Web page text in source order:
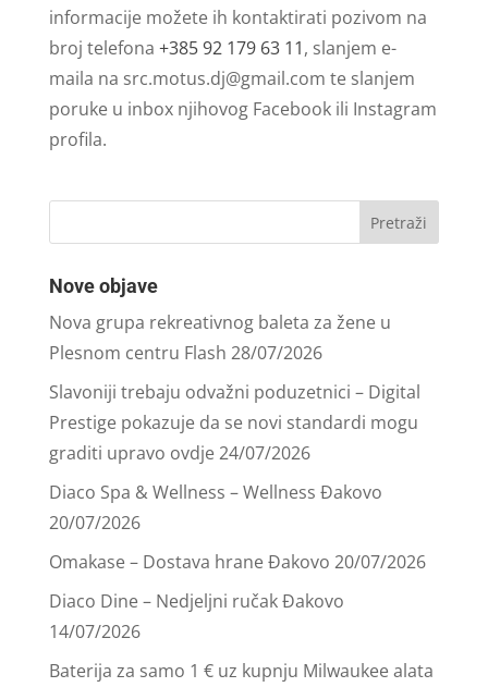
informacije možete ih kontaktirati pozivom na
broj telefona +385 92 179 63 11, slanjem e-
maila na src.motus.dj@gmail.com te slanjem
poruke u inbox njihovog Facebook ili Instagram
profila.
Nove objave
Nova grupa rekreativnog baleta za žene u
Plesnom centru Flash 28/07/2026
Slavoniji trebaju odvažni poduzetnici – Digital
Prestige pokazuje da se novi standardi mogu
graditi upravo ovdje24/07/2026
Diaco Spa & Wellness – Wellness Đakovo
20/07/2026
Omakase – Dostava hrane Đakovo 20/07/2026
Diaco Dine – Nedjeljni ručak Đakovo
14/07/2026
Baterija za samo 1 € uz kupnju Milwaukee alata